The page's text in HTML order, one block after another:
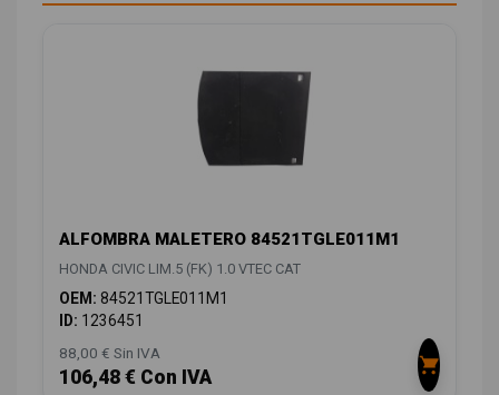
ALFOMBRA MALETERO 84521TGLE011M1
HONDA CIVIC LIM.5 (FK) 1.0 VTEC CAT
OEM: 84521TGLE011M1
ID: 1236451
88,00 € Sin IVA
106,48 € Con IVA